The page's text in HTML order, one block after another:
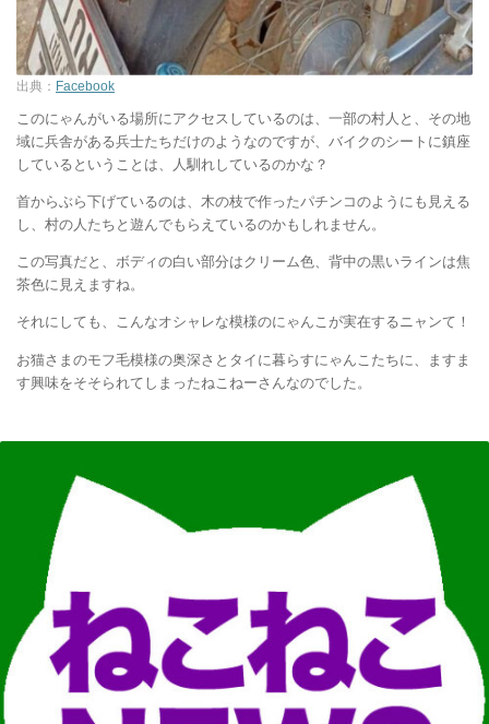
出典： Facebook
このにゃんがいる場所にアクセスしているのは、一部の村人と、その地
域に兵舎がある兵士たちだけのようなのですが、バイクのシートに鎮座
しているということは、人馴れしているのかな？
首からぶら下げているのは、木の枝で作ったパチンコのようにも見える
し、村の人たちと遊んでもらえているのかもしれません。
この写真だと、ボディの白い部分はクリーム色、背中の黒いラインは焦
茶色に見えますね。
それにしても、こんなオシャレな模様のにゃんこが実在するニャンて！
お猫さまのモフ毛模様の奥深さとタイに暮らすにゃんこたちに、ますま
す興味をそそられてしまったねこねーさんなのでした。